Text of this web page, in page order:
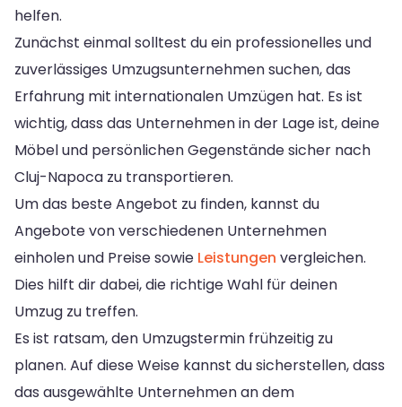
helfen.
Zunächst einmal solltest du ein professionelles und
zuverlässiges Umzugsunternehmen suchen, das
Erfahrung mit internationalen Umzügen hat. Es ist
wichtig, dass das Unternehmen in der Lage ist, deine
Möbel und persönlichen Gegenstände sicher nach
Cluj-Napoca zu transportieren.
Um das beste Angebot zu finden, kannst du
Angebote von verschiedenen Unternehmen
einholen und Preise sowie Leistungen vergleichen.
Dies hilft dir dabei, die richtige Wahl für deinen
Umzug zu treffen.
Es ist ratsam, den Umzugstermin frühzeitig zu
planen. Auf diese Weise kannst du sicherstellen, dass
das ausgewählte Unternehmen an dem